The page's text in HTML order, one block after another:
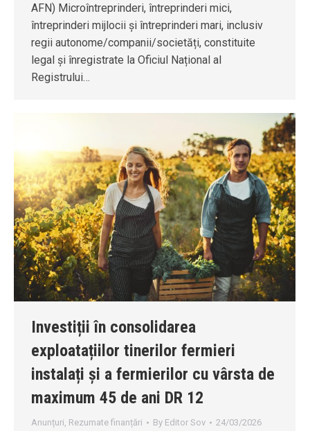
AFN) Microîntreprinderi, întreprinderi mici,
întreprinderi mijlocii și întreprinderi mari, inclusiv
regii autonome/companii/societăți, constituite
legal și înregistrate la Oficiul Național al
Registrului…
Investiții în consolidarea
exploatațiilor tinerilor fermieri
instalați și a fermierilor cu vârsta de
maximum 45 de ani DR 12
Anunțuri Rezumate finanțări By Editor Sov 24/03/2026